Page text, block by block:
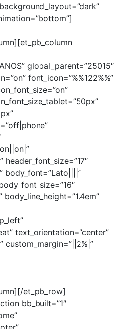
global_parent=”25015″
font_icon=”%%122%%”
body_font=”Lato||||”
text_orientation=”center”
custom_margin=”||2%|”
et_pb_row]
bb_built=”1″